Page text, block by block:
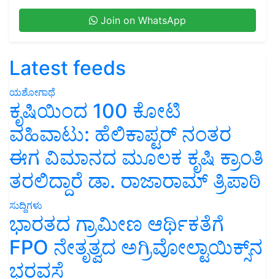
Join on WhatsApp
Latest feeds
ಯಶೋಗಾಥೆ
ಕೃಷಿಯಿಂದ 100 ಕೋಟಿ
ವಹಿವಾಟು: ಹೆಲಿಕಾಪ್ಟರ್ ನಂತರ
ಈಗ ವಿಮಾನದ ಮೂಲಕ ಕೃಷಿ ಕ್ರಾಂತಿ
ತರಲಿದ್ದಾರೆ ಡಾ. ರಾಜಾರಾಮ್ ತ್ರಿಪಾಠಿ
ಸುದ್ದಿಗಳು
ಭಾರತದ ಗ್ರಾಮೀಣ ಆರ್ಥಿಕತೆಗೆ
FPO ನೇತೃತ್ವದ ಅಗ್ರಿವೋಲ್ಟಾಯಿಕ್ಸ್‌ನ
ಭರವಸೆ